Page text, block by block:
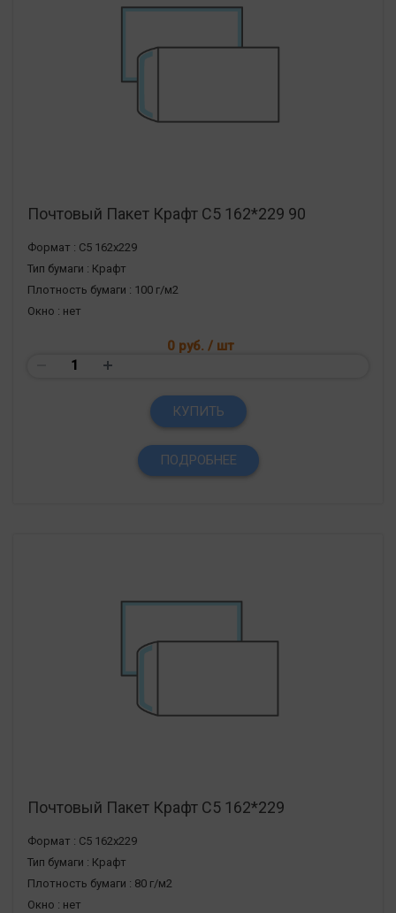
Почтовый Пакет Крафт С5 162*229 90
Формат : С5 162х229
Тип бумаги : Крафт
Плотность бумаги : 100 г/м2
Окно : нет
0 руб. / шт
КУПИТЬ
ПОДРОБНЕЕ
Почтовый Пакет Крафт С5 162*229
Формат : С5 162х229
Тип бумаги : Крафт
Плотность бумаги : 80 г/м2
Окно : нет